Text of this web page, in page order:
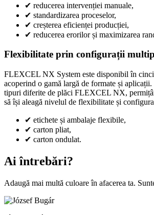
✔ reducerea intervenției manuale,
✔ standardizarea proceselor,
✔ creșterea eficienței producției,
✔ reducerea erorilor și maximizarea
Flexibilitate prin configurații
FLEXCEL NX System este disponibil în
acoperind o gamă largă de formate și
tipuri diferite de plăci FLEXCEL NX,
să își aleagă nivelul de flexibilitate și
✔ etichete și ambalaje flexibile,
✔ carton pliat,
✔ carton ondulat.
Ai întrebări?
Adaugă mai multă culoare în afacerea ta.